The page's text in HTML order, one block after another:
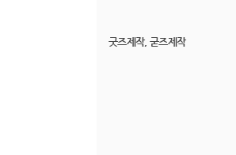
굿즈제작, 굳즈제작